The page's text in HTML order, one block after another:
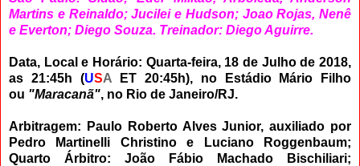
Martins e Reinaldo; Jucilei e Hudson; Joao Rojas, Nenê
e Everton; Diego Souza. Treinador: Diego Aguirre.
Data, Local e Horário: Quarta-feira, 18 de Julho de 2018,
as 21:45h (USA ET 20:45h), no Estádio Mário Filho
ou "Maracanã", no Rio de Janeiro/RJ.
Arbitragem: Paulo Roberto Alves Junior, auxiliado por
Pedro Martinelli Christino e Luciano Roggenbaum;
Quarto Árbitro: João Fábio Machado Bischiliari;